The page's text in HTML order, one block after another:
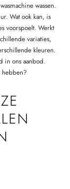
wassen.
Wat ook kan, is
voorspoelt. Werkt
variaties,
kleuren.
in ons aanbod.
hebben?